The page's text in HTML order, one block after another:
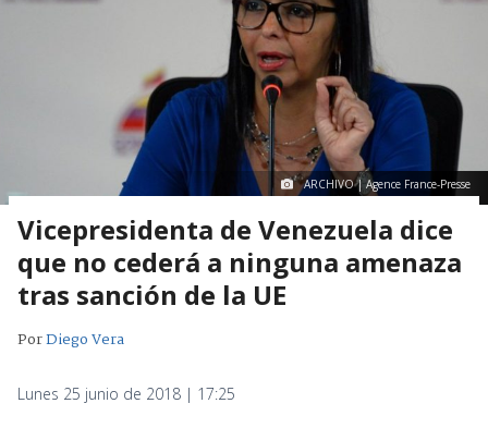
ARCHIVO | Agence France-Presse
Vicepresidenta de Venezuela dice
que no cederá a ninguna amenaza
tras sanción de la UE
PorDiego Vera
Lunes 25 junio de 2018 | 17:25